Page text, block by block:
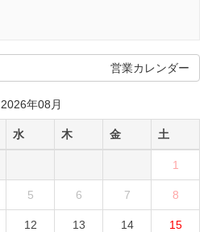
営業カレンダー
2026年08月
水 木 金 土
1
5 6 7 8
12 13 14 15